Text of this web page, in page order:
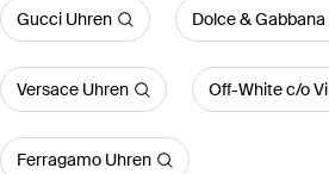
Gucci Uhren Dolce &
Versace Uhren Off-White c/o
Ferragamo Uhren